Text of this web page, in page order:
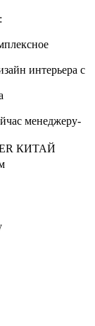
интерьера с
менеджеру-
КИТАЙ